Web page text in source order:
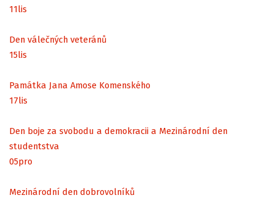
11lis
Den válečných veteránů
15lis
Památka Jana Amose Komenského
17lis
Den boje za svobodu a demokracii a Mezinárodní den
studentstva
05pro
Mezinárodní den dobrovolníků